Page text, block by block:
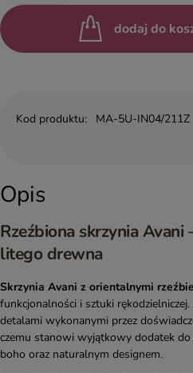
dodaj do
Kod produktu: MA-5U-IN04/211Z
Opis
Rzeźbiona skrzynia
litego drewna
Skrzynia Avani z orientalnymi
funkcjonalności i sztuki
detalami wykonanymi przez
czemu stanowi wyjątkowy dodatek
boho oraz naturalnym designem.